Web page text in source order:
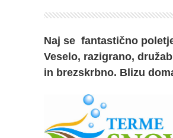
Naj se fantastično
Veselo, razigrano,
in brezskrbno. Blizu